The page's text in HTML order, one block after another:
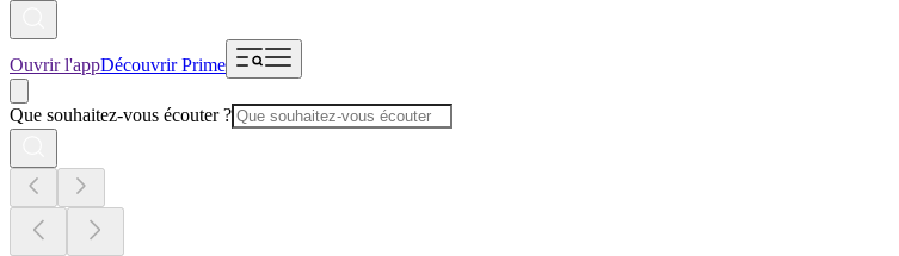
Ouvrir l'appDécouvrir Prime
Que souhaitez-vous écouter ?